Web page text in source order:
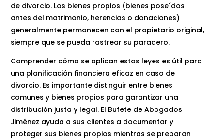
de divorcio. Los bienes propios (bienes poseídos
antes del matrimonio, herencias o donaciones)
generalmente permanecen con el propietario original,
siempre que se pueda rastrear su paradero.
Comprender cómo se aplican estas leyes es útil para
una planificación financiera eficaz en caso de
divorcio. Es importante distinguir entre bienes
comunes y bienes propios para garantizar una
distribución justa y legal. El Bufete de Abogados
Jiménez ayuda a sus clientes a documentar y
proteger sus bienes propios mientras se preparan